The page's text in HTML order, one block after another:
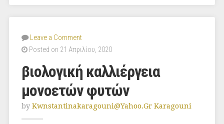
Leave a Comment
Posted on 21 Απριλίου, 2020
βιολογική καλλιέργεια
μονοετών φυτών
by Kwnstantinakaragouni@yahoo.gr Karagouni